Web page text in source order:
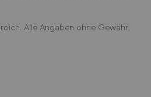
Alle Angaben ohne Gewähr.